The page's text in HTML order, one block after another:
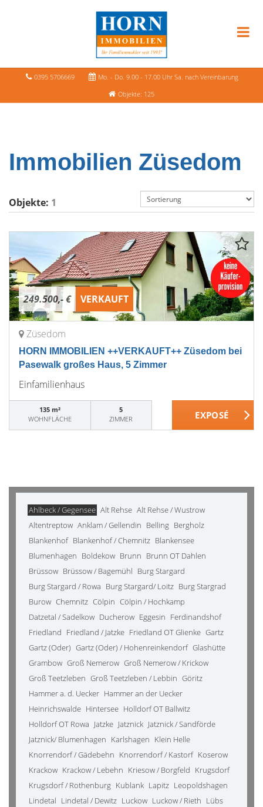
0395 5706669
Mo. - Do. 9.00 - 17.00 Uhr Sa. nach Vereinbarung
Objekte: 125
Immobilien Züsedom
Objekte: 1
249.500,- € VERKAUFT
Züsedom
HORN IMMOBILIEN ++VERKAUFT++ Züsedom bei
Pasewalk großes Haus, 5 Zimmer
Einfamilienhaus
135 m²
WOHNFLÄCHE
5
ZIMMER
Ahlbeck / Gegensee Alt Rehse Alt Rehse / Wustrow
Altentreptow Anklam / Gellendin Belling Bergholz
Blankenhof Blankenhof / Chemnitz Blankensee
Blumenhagen Boldekow Brunn Brunn OT Dahlen
Brüssow Brüssow / Bagemühl Burg Stargard
Burg Stargard / Rowa Burg Stargard/ Loitz Burg Stargrad
Burow Chemnitz Cölpin Cölpin / Hochkamp
Datzetal / Sadelkow Ducherow Eggesin Ferdinandshof
Friedland Friedland / Jatzke Friedland OT Glienke Gartz
Gartz (Oder) Gartz (Oder) / Hohenreinkendorf Glashütte
Grambow Groß Nemerow Groß Nemerow / Krickow
Groß Teetzleben Groß Teetzleben / Lebbin Göritz
Hammer a. d. Uecker Hammer an der Uecker
Heinrichswalde Hintersee Holldorf OT Ballwitz
Holldorf OT Rowa Jatzke Jatznick Jatznick / Sandförde
Jatznick/ Blumenhagen Karlshagen Klein Helle
Knorrendorf / Gädebehn Knorrendorf / Kastorf Koserow
Krackow Krackow / Lebehn Kriesow / Borgfeld Krugsdorf
Krugsdorf / Rothenburg Kublank Lapitz Leopoldshagen
Lindetal Lindetal / Dewitz Luckow Luckow / Rieth Lübs